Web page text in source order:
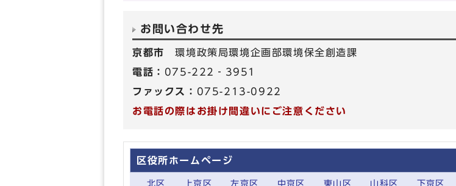
お問い合わせ先
京都市環境政策局環境企画部環境保全創造課
電話： 075-222‐3951
ファックス： 075-213-0922
お電話の際はお掛け間違いにご注意ください
区役所ホームページ
北区 上京区 左京区 中京区 東山区 山科区 下京区